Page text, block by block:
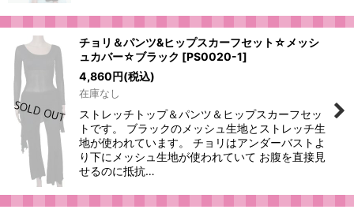
チョリ＆パンツ&ヒップスカーフセット☆メッシ
ュカバー☆ブラック [PS0020-1]
4,860円(税込)
在庫なし
ストレッチトップ＆パンツ＆ヒップスカーフセッ
トです。 ブラックのメッシュ生地とストレッチ生
地が使われています。 チョリはアンダーバストよ
り下にメッシュ生地が使われていて お腹を直接見
せるのに抵抗…